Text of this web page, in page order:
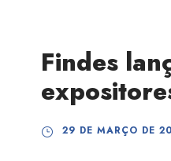
Findes
29 DE MARÇO DE